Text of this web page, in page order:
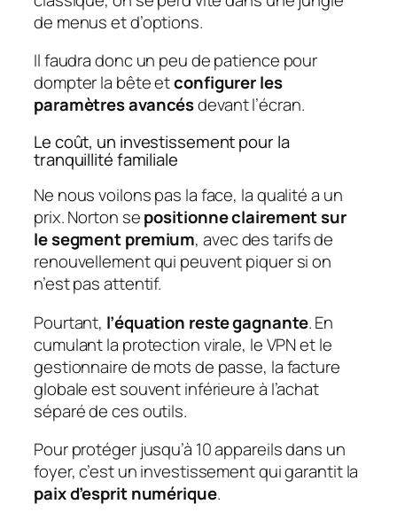
de menus et d’options.
Il faudra donc un peu de patience pour
dompter la bête etconfigurer les
paramètres avancésdevant l’écran.
Le coût, un investissement pour la
tranquillité familiale
Ne nous voilons pas la face, la qualité a un
prix. Norton sepositionne clairement sur
le segment premium, avec des tarifs de
renouvellement qui peuvent piquer si on
n’est pas attentif.
Pourtant, l’équation reste gagnante. En
cumulant la protection virale, le VPN et le
gestionnaire de mots de passe, la facture
globale est souvent inférieure à l’achat
séparé de ces outils.
Pour protéger jusqu’à 10 appareils dans un
foyer, c’est un investissement qui garantit la
paix d’esprit numérique.